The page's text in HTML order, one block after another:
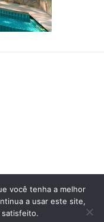
você tenha a melhor
a usar este site,
satisfeito.